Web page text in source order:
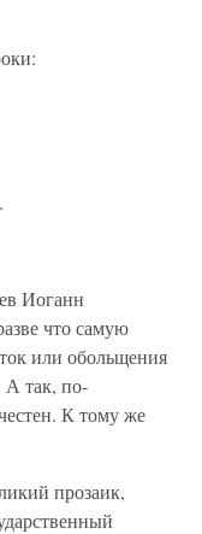
Иоганн
что самую
или обольщения
А так, по-
К тому же
прозаик,